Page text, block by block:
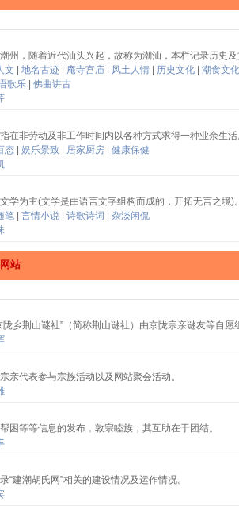
州，随着近代汕头兴起，故称为潮汕，本栏记录历史
文 地名古迹 庵寺宫庙 风土人情 历史文化
潮食文化
歌乐
佛曲讲古
在非劳动及非工作时间内以各种方式求得一种业余生
态 娱乐景致 居家厨房
健康保健
学为主(文学是由语言文字组构而成的，开拓无言之境)
笔 言情小说 诗歌诗词
杂淡闲侃
站
陇乡荆山谜社”（简称荆山谜社）由京陇宗亲谜友等自
亲代表参与宗族活动以及网站聚会活动。
困等等信息的发布，敦宗睦族，其互助在于团结。
“建潮胡氏网”相关的建设情况及运作情况。